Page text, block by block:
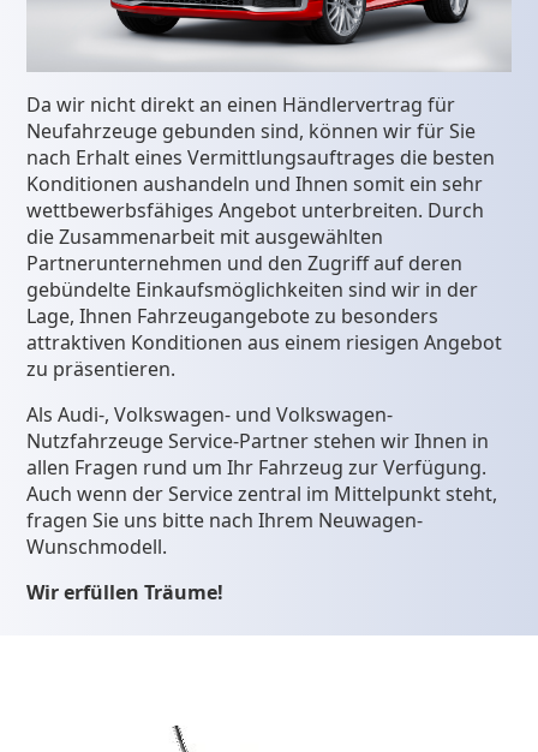
Da wir nicht direkt an einen Händlervertrag für
Neufahrzeuge gebunden sind, können wir für Sie
nach Erhalt eines Vermittlungsauftrages die besten
Konditionen aushandeln und Ihnen somit ein sehr
wettbewerbsfähiges Angebot unterbreiten. Durch
die Zusammenarbeit mit ausgewählten
Partnerunternehmen und den Zugriff auf deren
gebündelte Einkaufsmöglichkeiten sind wir in der
Lage, Ihnen Fahrzeugangebote zu besonders
attraktiven Konditionen aus einem riesigen Angebot
zu präsentieren.
Als Audi-, Volkswagen- und Volkswagen-
Nutzfahrzeuge Service-Partner stehen wir Ihnen in
allen Fragen rund um Ihr Fahrzeug zur Verfügung.
Auch wenn der Service zentral im Mittelpunkt steht,
fragen Sie uns bitte nach Ihrem Neuwagen-
Wunschmodell.
Wir erfüllen Träume!